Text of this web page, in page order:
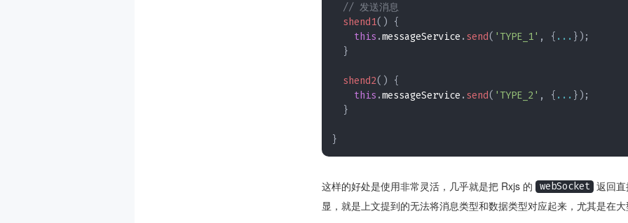
// 发送消息
shend1( )
{
this .messageService . send( 'TYPE_1' , { ... } ) ;
}
shend2( )
{
this .messageService . send( 'TYPE_2' , { ... } ) ;
}
}
这样的好处是使用非常灵活，几乎就是把 Rxjs 的 webSocket 返回
显，就是上文提到的无法将消息类型和数据类型对应起来，尤其是在